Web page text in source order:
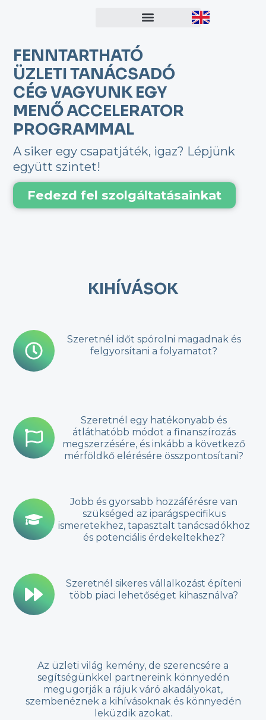
FENNTARTHATÓ
ÜZLETI TANÁCSADÓ
CÉG VAGYUNK EGY
MENŐ ACCELERATOR
PROGRAMMAL
A siker egy csapatjáték, igaz? Lépjünk
együtt szintet!
Fedezd fel szolgáltatásainkat
KIHÍVÁSOK
Szeretnél időt spórolni magadnak és
felgyorsítani a folyamatot?
Szeretnél egy hatékonyabb és
átláthatóbb módot a finanszírozás
megszerzésére, és inkább a következő
mérföldkő elérésére összpontosítani?
Jobb és gyorsabb hozzáférésre van
szükséged az iparágspecifikus
ismeretekhez, tapasztalt tanácsadókhoz
és potenciális érdekeltekhez?
Szeretnél sikeres vállalkozást építeni
több piaci lehetőséget kihasználva?
Az üzleti világ kemény, de szerencsére a
segítségünkkel partnereink könnyedén
megugorják a rájuk váró akadályokat,
szembenéznek a kihívásoknak és könnyedén
leküzdik azokat.